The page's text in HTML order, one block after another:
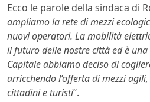
Ecco le parole della sindaca di
ampliamo la rete di mezzi
nuovi operatori. La mobilità
il futuro delle nostre città ed è
Capitale abbiamo deciso di
arricchendo l’offerta di mezzi
cittadini e turisti“.